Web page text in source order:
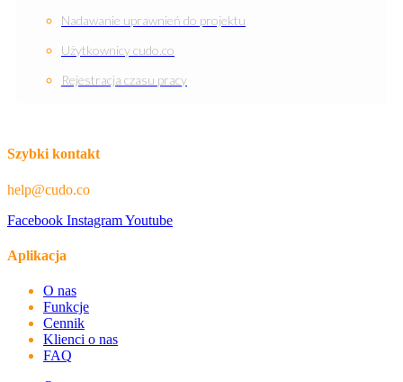
Nadawanie uprawnień do projektu
Użytkownicy cudo.co
Rejestracja czasu pracy
Szybki kontakt
help@cudo.co
Facebook InstagramYoutube
Aplikacja
O nas
Funkcje
Cennik
Klienci o nas
FAQ